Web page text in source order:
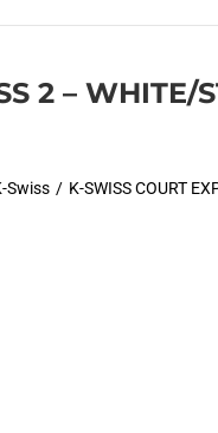
2 – WHITE/
Swiss K-SWISS COURT